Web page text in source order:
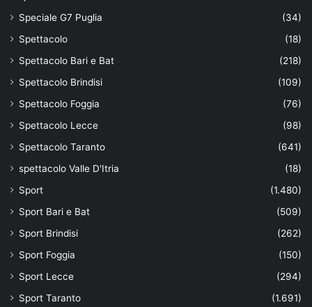
Speciale G7 Puglia
(34)
Spettacolo
(18)
Spettacolo Bari e Bat
(218)
Spettacolo Brindisi
(109)
Spettacolo Foggia
(76)
Spettacolo Lecce
(98)
Spettacolo Taranto
(641)
spettacolo Valle D'Itria
(18)
Sport
(1.480)
Sport Bari e Bat
(509)
Sport Brindisi
(262)
Sport Foggia
(150)
Sport Lecce
(294)
Sport Taranto
(1.691)